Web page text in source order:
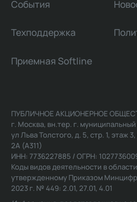
События
Техподдержка
Приемная Softline
ПУБЛИЧНОЕ АКЦИОНЕРНОЕ
г. Москва, вн.тер. г.
ул Льва Толстого, д. 5, стр. 1, этаж
2А (А311)
ИНН: 7736227885 / ОГРН:
Коды видов деятельности в
утвержденному Приказом
2023 г. № 449: 2.01, 27.01, 4.01